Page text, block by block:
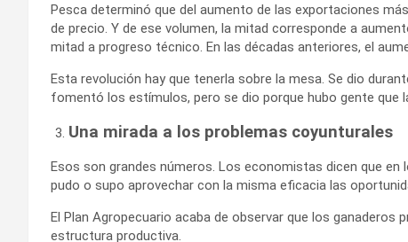
Pesca determinó que del aumento de las exportaciones
de precio. Y de ese volumen, la mitad corresponde a
mitad a progreso técnico. En las décadas anteriores, el
Esta revolución hay que tenerla sobre la mesa. Se dio
fomentó los estímulos, pero se dio porque hubo gente que
Una mirada a los problemas coyunturales
Esos son grandes números. Los economistas dicen que
pudo o supo aprovechar con la misma eficacia las
El Plan Agropecuario acaba de observar que los
estructura productiva.